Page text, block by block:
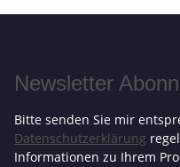
Newsletter
Bitte senden Sie mir
Datenschutzerklärung
Informationen zu Ihrem